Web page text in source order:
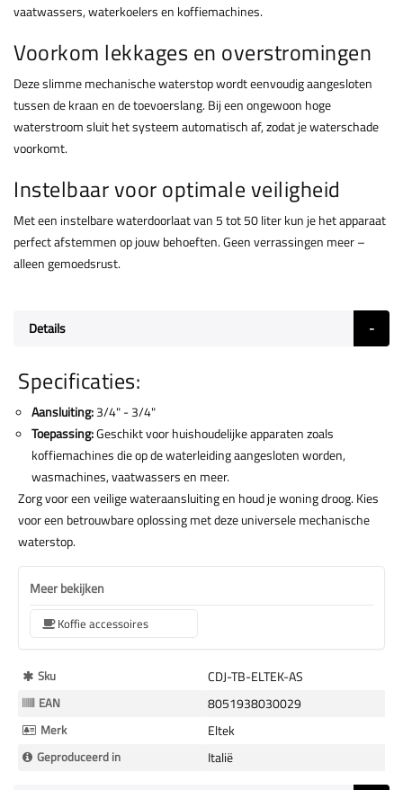
vaatwassers, waterkoelers en koffiemachines.
Voorkom lekkages en overstromingen
Deze slimme mechanische waterstop wordt eenvoudig aangesloten
tussen de kraan en de toevoerslang. Bij een ongewoon hoge
waterstroom sluit het systeem automatisch af, zodat je waterschade
voorkomt.
Instelbaar voor optimale veiligheid
Met een instelbare waterdoorlaat van 5 tot 50 liter kun je het apparaat
perfect afstemmen op jouw behoeften. Geen verrassingen meer –
alleen gemoedsrust.
Details
Specificaties:
Aansluiting:3/4" - 3/4"
Toepassing:Geschikt voor huishoudelijke apparaten zoals
koffiemachines die op de waterleiding aangesloten worden,
wasmachines, vaatwassers en meer.
Zorg voor een veilige wateraansluiting en houd je woning droog. Kies
voor een betrouwbare oplossing met deze universele mechanische
waterstop.
Meer bekijken
Koffie accessoires
Meer
Informatie
Sku CDJ-TB-ELTEK-AS
EAN 8051938030029
Merk Eltek
Geproduceerd in Italië